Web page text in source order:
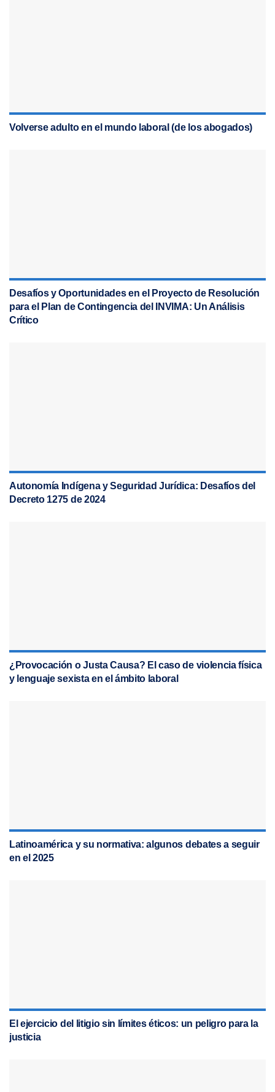
Volverse adulto en el mundo laboral (de los abogados)
Desafíos y Oportunidades en el Proyecto de Resolución
para el Plan de Contingencia del INVIMA: Un Análisis
Crítico
Autonomía Indígena y Seguridad Jurídica: Desafíos del
Decreto 1275 de 2024
¿Provocación o Justa Causa? El caso de violencia física
y lenguaje sexista en el ámbito laboral
Latinoamérica y su normativa: algunos debates a seguir
en el 2025
El ejercicio del litigio sin límites éticos: un peligro para la
justicia